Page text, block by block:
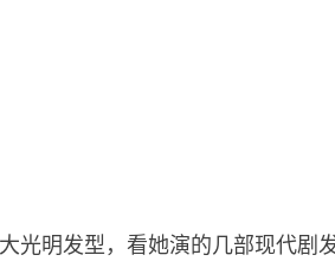
明发型，看她演的几部现代剧